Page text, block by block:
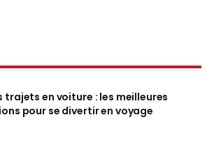
trajets en voiture : les meilleures
pour se divertir en voyage